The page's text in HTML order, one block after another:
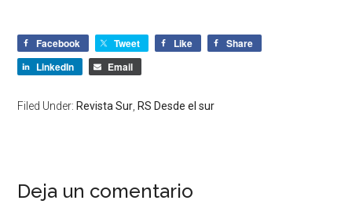
Facebook Tweet Like
Share
LinkedIn
Email
Filed Under: Revista Sur RS Desde el sur
Deja un comentario